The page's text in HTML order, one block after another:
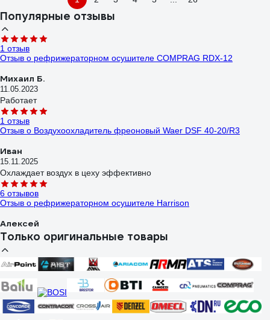
Популярные отзывы
1 отзыв
Отзыв о рефрижераторном осушителе COMPRAG RDX-12
Михаил Б.
11.05.2023
Работает
1 отзыв
Отзыв о Воздухоохладитель фреоновый Waer DSF 40-20/R3
Иван
15.11.2025
Охлаждает воздух в цеху эффективно
6 отзывов
Отзыв о рефрижераторном осушителе Harrison
Алексей
18.08.2023
Качественное исполнение, намного реже нужно чистить/чинить
инструмент
Только оригинальные товары